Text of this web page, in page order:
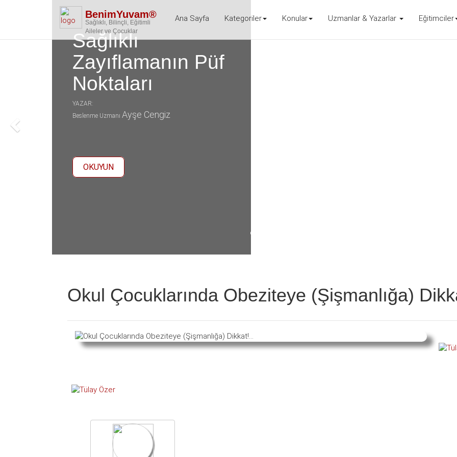
BenimYuvam®
Sağlıklı, Bilinçli, Eğitimli
Aileler ve Çocuklar
Ana Sayfa Kategoriler Konular Uzmanlar & Yazarlar Eğitimciler
Sağlıklı
Zayıflamanın Püf
Noktaları
YAZAR:
Beslenme Uzmanı Ayşe Cengiz
OKUYUN
Okul Çocuklarında Obeziteye (Şişmanlığa)